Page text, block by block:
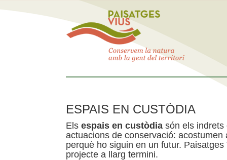
ESPAIS EN CUSTÒDIA
Els espais en custòdia són els indrets
actuacions de conservació:
perquè ho siguin en un futur.
projecte a llarg termini.